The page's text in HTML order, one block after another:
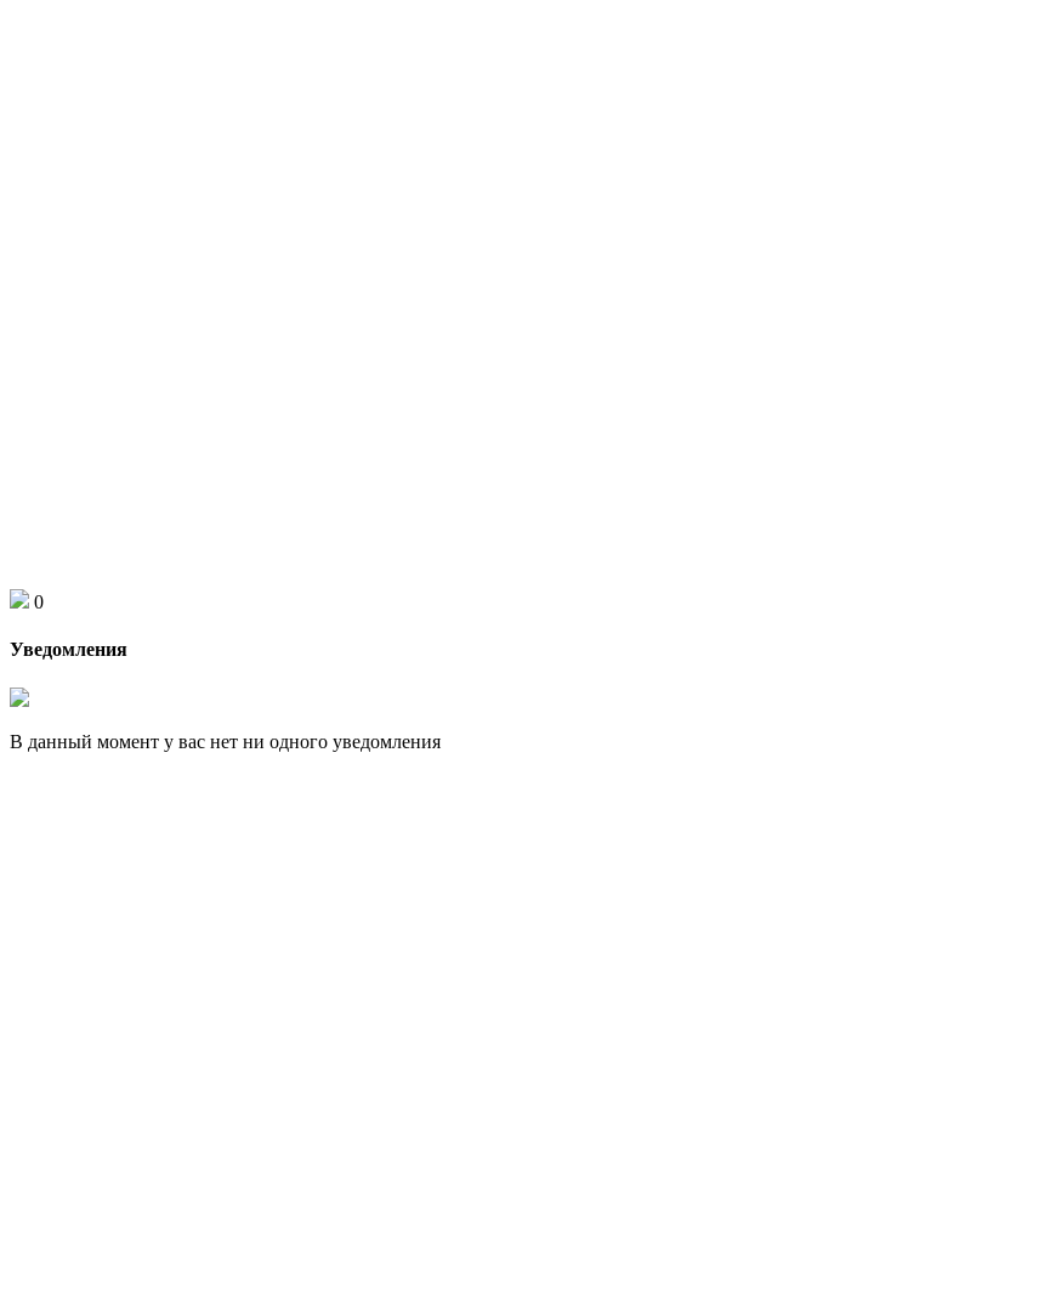
0
Уведомления
В данный момент у вас нет ни одного уведомления